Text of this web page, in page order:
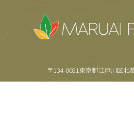
〒134-0081東京都江戸川区北